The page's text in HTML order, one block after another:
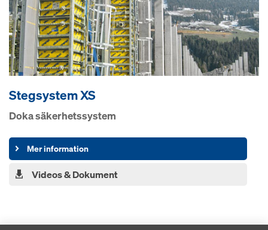
Stegsystem XS
Doka säkerhetssystem
Mer information
Videos & Dokument